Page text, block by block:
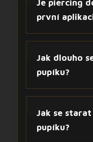
Je piercing
první
Jak dlouho
pupíku?
Jak se
pupíku?